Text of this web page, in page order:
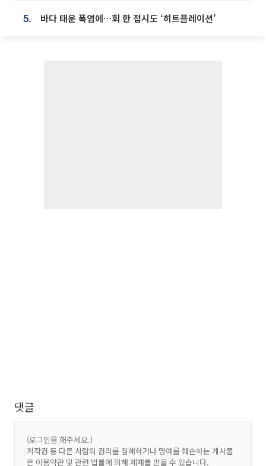
5. 바다 태운 폭염에…회 한 접시도 ‘히트플레이션’
댓글